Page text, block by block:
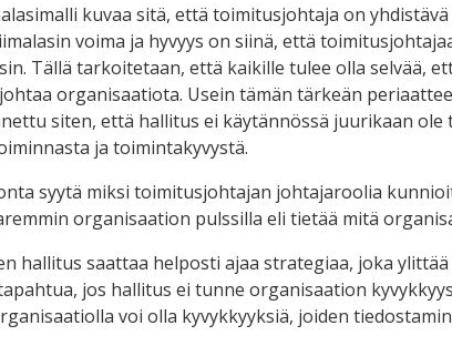
kuvaa sitä, että toimitusjohtaja on
voima ja hyvyys on siinä, että
Tällä tarkoitetaan, että kaikille tulee olla selvää,
organisaatiota. Usein tämän tärkeän
siten, että hallitus ei käytännössä juurikaan ole
ja toimintakyvystä.
syytä miksi toimitusjohtajan johtajaroolia
organisaation pulssilla eli tietää mitä
hallitus saattaa helposti ajaa strategiaa, joka
jos hallitus ei tunne organisaation
voi olla kyvykkyyksiä, joiden